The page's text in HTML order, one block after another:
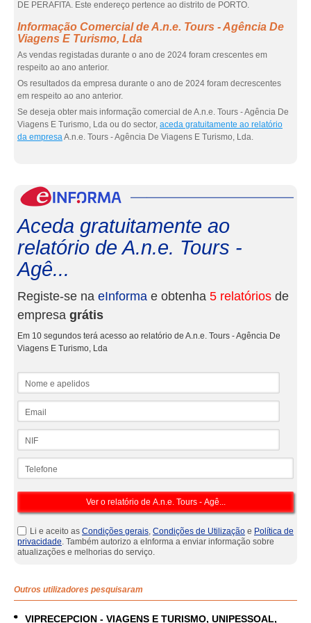
DE PERAFITA. Este endereço pertence ao distrito de PORTO.
Informação Comercial de A.n.e. Tours - Agência De
Viagens E Turismo, Lda
As vendas registadas durante o ano de 2024 foram crescentes em
respeito ao ano anterior.
Os resultados da empresa durante o ano de 2024 foram decrescentes
em respeito ao ano anterior.
Se deseja obter mais informação comercial de A.n.e. Tours - Agência De
Viagens E Turismo, Lda ou do sector, aceda gratuitamente ao relatório
da empresaA.n.e. Tours - Agência De Viagens E Turismo, Lda.
Aceda gratuitamente ao
relatório de A.n.e. Tours -
Agê...
Registe-se na eInforma e obtenha 5 relatórios de
empresa grátis
Em 10 segundos terá acesso ao relatório de A.n.e. Tours - Agência De
Viagens E Turismo, Lda
Li e aceito as Condições gerais, Condições de Utilização e Política de
privacidade. Também autorizo a eInforma a enviar informação sobre
atualizações e melhorias do serviço.
Outros utilizadores pesquisaram
VIPRECEPCION - VIAGENS E TURISMO, UNIPESSOAL,